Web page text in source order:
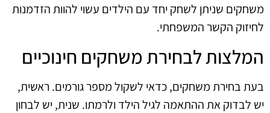
משחקים שניתן לשחק יחד עם הילדים עשוי להוות הזדמנות
לחיזוק הקשר המשפחתי.
המלצות לבחירת משחקים חינוכיים
בעת בחירת משחקים, כדאי לשקול מספר גורמים. ראשית,
יש לבדוק את ההתאמה לגיל הילד ולרמתו. שנית, יש לבחון